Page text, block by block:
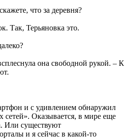
что за деревня?
Так, Терьяновка это.
она свободной рукой. – К
и с удивлением обнаружил
сетей». Оказывается, в мире еще
Или существуют
и я сейчас в какой-то